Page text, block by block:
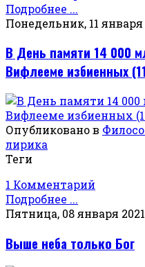
Подробнее ...
Понедельник, 11 января
В День памяти 14 000
Вифлееме избиенных
Опубликовано в
лирика
Теги
1 Комментарий
Подробнее ...
Пятница, 08 января 2021
Выше неба только Бог